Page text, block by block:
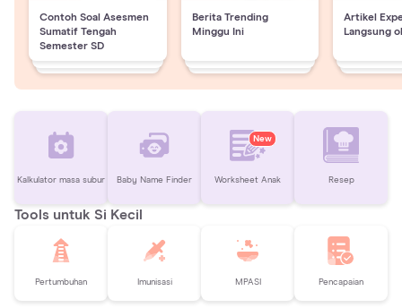
Contoh Soal Asesmen
Sumatif Tengah
Semester SD
Berita Trending
Minggu Ini
Artikel
Langsung
Kalkulator masa subur Baby Name Finder
New
Worksheet Anak Resep
Tools untuk Si Kecil
Pertumbuhan Imunisasi MPASI Pencapaian